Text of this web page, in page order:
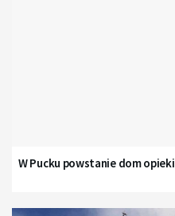
W Pucku powstanie dom